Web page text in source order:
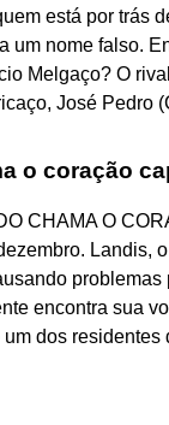
está por trás
um nome falso.
Melgaço? O
José Pedro
o coração
CHAMA O
Landis,
problemas
encontra sua
dos residentes